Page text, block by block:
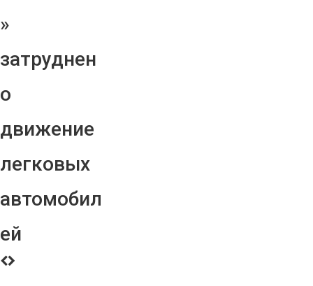
»
затруднен
о
движение
легковых
автомобил
ей